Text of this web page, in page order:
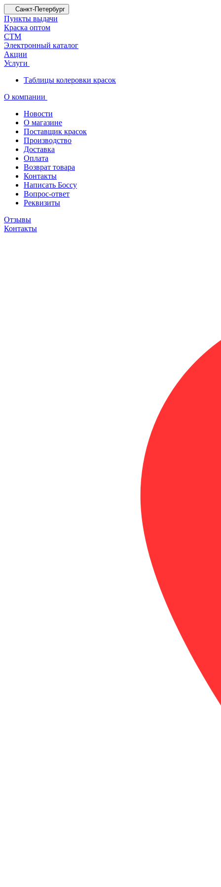
Санкт-Петербург
Пункты выдачи
Краска оптом
СТМ
Электронный каталог
Акции
Услуги
Таблицы колеровки красок
О компании
Новости
О магазине
Поставщик красок
Производство
Доставка
Оплата
Возврат товара
Контакты
Написать Боссу
Вопрос-ответ
Реквизиты
Отзывы
Контакты